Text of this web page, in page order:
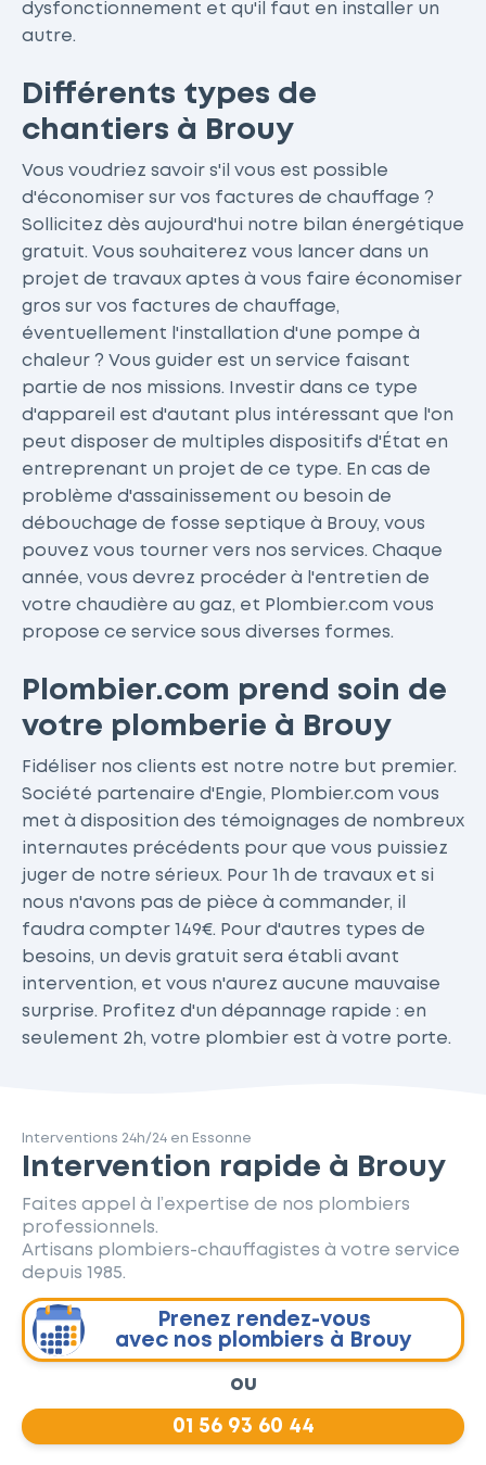
dysfonctionnement et qu'il faut en installer un
autre.
Différents types de
chantiers à Brouy
Vous voudriez savoir s'il vous est possible
d'économiser sur vos factures de chauffage ?
Sollicitez dès aujourd'hui notre bilan énergétique
gratuit. Vous souhaiterez vous lancer dans un
projet de travaux aptes à vous faire économiser
gros sur vos factures de chauffage,
éventuellement l'installation d'une pompe à
chaleur ? Vous guider est un service faisant
partie de nos missions. Investir dans ce type
d'appareil est d'autant plus intéressant que l'on
peut disposer de multiples dispositifs d'État en
entreprenant un projet de ce type. En cas de
problème d'assainissement ou besoin de
débouchage de fosse septique à Brouy, vous
pouvez vous tourner vers nos services. Chaque
année, vous devrez procéder à l'entretien de
votre chaudière au gaz, et Plombier.com vous
propose ce service sous diverses formes.
Plombier.com prend soin de
votre plomberie à Brouy
Fidéliser nos clients est notre notre but premier.
Société partenaire d'Engie, Plombier.com vous
met à disposition des témoignages de nombreux
internautes précédents pour que vous puissiez
juger de notre sérieux. Pour 1h de travaux et si
nous n'avons pas de pièce à commander, il
faudra compter 149€. Pour d'autres types de
besoins, un devis gratuit sera établi avant
intervention, et vous n'aurez aucune mauvaise
surprise. Profitez d'un dépannage rapide : en
seulement 2h, votre plombier est à votre porte.
Interventions 24h/24 en Essonne
Intervention rapide à Brouy
Faites appel à l’expertise de nos plombiers
professionnels.
Artisans plombiers-chauffagistes à votre service
depuis 1985.
Prenez rendez-vous
avec nos plombiers à Brouy
ou
01 56 93 60 44